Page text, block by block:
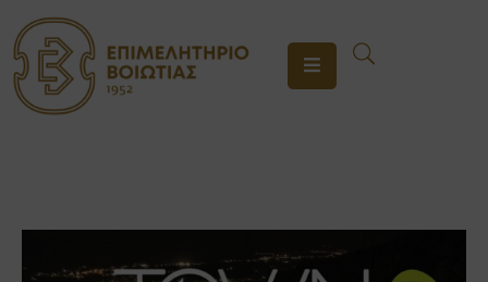
ΤΟ
ΕΠΙΜΕΛΗΤΗΡΙΟ
ΕΠΙΚΟΙΝΩΝΙΑ